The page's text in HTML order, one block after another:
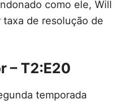
como ele, Will
de resolução de
– T2:E20
temporada